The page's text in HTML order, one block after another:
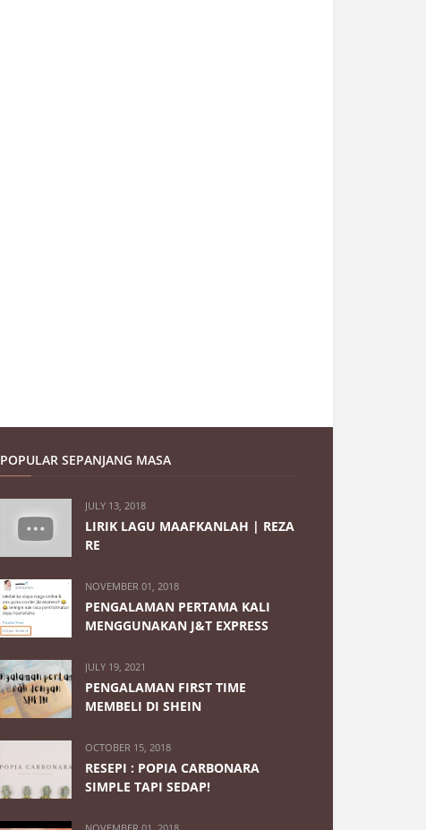
POPULAR SEPANJANG MASA
JULY 13, 2018
LIRIK LAGU MAAFKANLAH | REZA
RE
NOVEMBER 01, 2018
PENGALAMAN PERTAMA KALI
MENGGUNAKAN J&T EXPRESS
JULY 19, 2021
PENGALAMAN FIRST TIME
MEMBELI DI SHEIN
OCTOBER 15, 2018
RESEPI : POPIA CARBONARA
SIMPLE TAPI SEDAP!